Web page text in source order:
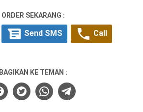
ORDER SEKARANG :
Send SMS Call
BAGIKAN KE TEMAN :